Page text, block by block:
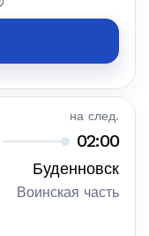
на след.
02:00
Буденновск
Воинская часть